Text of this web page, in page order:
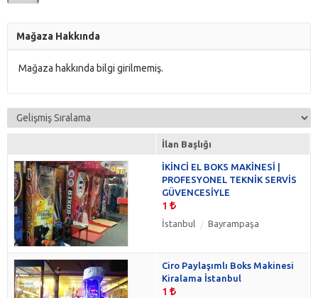
Mağaza Hakkında
Mağaza hakkında bilgi girilmemiş.
İlan Başlığı
İKİNCİ EL BOKS MAKİNESİ |
PROFESYONEL TEKNİK SERVİS
GÜVENCESİYLE
1
İstanbul Bayrampaşa
Ciro Paylaşımlı Boks Makinesi
Kiralama İstanbul
1